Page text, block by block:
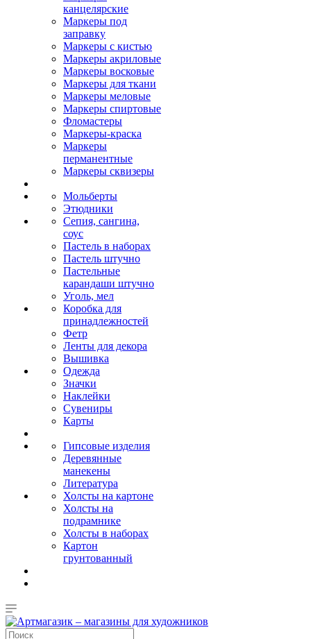
канцелярские
Маркеры под
заправку
Маркеры с кистью
Маркеры акриловые
Маркеры восковые
Маркеры для ткани
Маркеры меловые
Маркеры спиртовые
Фломастеры
Маркеры-краска
Маркеры
перманентные
Маркеры сквизеры
Мольберты
Этюдники
Сепия, сангина,
соус
Пастель в наборах
Пастель штучно
Пастельные
карандаши штучно
Уголь, мел
Коробка для
принадлежностей
Фетр
Ленты для декора
Вышивка
Одежда
Значки
Наклейки
Сувениры
Карты
Гипсовые изделия
Деревянные
манекены
Литература
Холсты на картоне
Холсты на
подрамнике
Холсты в наборах
Картон
грунтованный